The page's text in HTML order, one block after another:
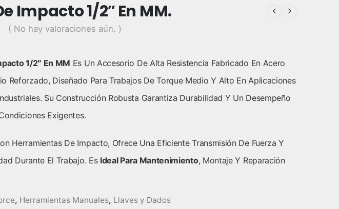
Impacto 1/2″ En MM.
( No hay valoraciones aún. )
1/2″ En MM Es Un Accesorio De Alta Resistencia Fabricado En Acero
Reforzado, Diseñado Para Trabajos De Torque Medio Y Alto En Aplicaciones
Su Construcción Robusta Garantiza Durabilidad Y Un Desempeño
Exigentes.
Herramientas De Impacto, Ofrece Una Eficiente Transmisión De Fuerza Y
Durante El Trabajo. Es Ideal Para Mantenimiento, Montaje Y Reparación
, Herramientas Manuales, Llaves y Dados